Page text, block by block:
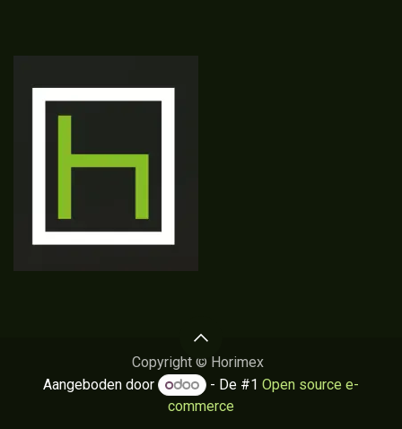
Copyright © Horimex
Aangeboden door
- De #1Open source e-
commerce